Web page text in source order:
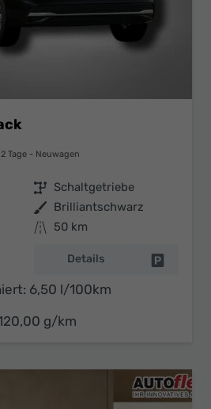
Tage Neuwagen
Getriebe Schaltgetriebe
Außenfarbe Brilliantschwarz
Kilometerstand 50 km
Details
6,50 l/100km
g/km